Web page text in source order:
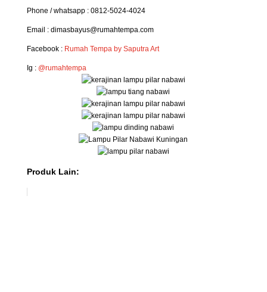
Phone / whatsapp : 0812-5024-4024
Email : dimasbayus@rumahtempa.com
Facebook : Rumah Tempa by Saputra Art
Ig : @rumahtempa
Produk Lain: